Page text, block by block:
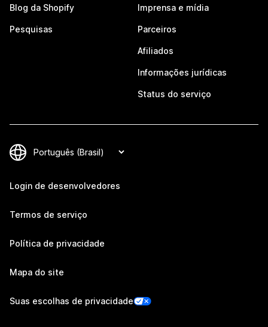
Blog da Shopify
Pesquisas
Imprensa e mídia
Parceiros
Afiliados
Informações jurídicas
Status do serviço
Login de desenvolvedores
Termos de serviço
Política de privacidade
Mapa do site
Suas escolhas de privacidade